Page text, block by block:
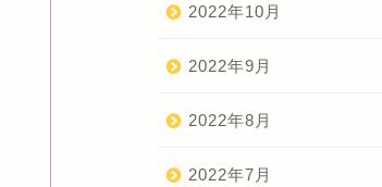
2022年10月
2022年9月
2022年8月
2022年7月